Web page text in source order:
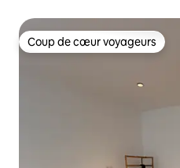
Coup de cœur voyageurs
Coup de cœur voyageurs